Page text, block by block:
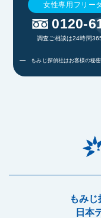
女性専用フリー
0120-
調査ご相談は24時間
もみじ探偵社はお客様の秘
もみ
日本